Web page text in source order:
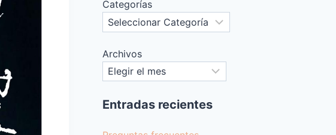
Categorías
Archivos
Entradas recientes